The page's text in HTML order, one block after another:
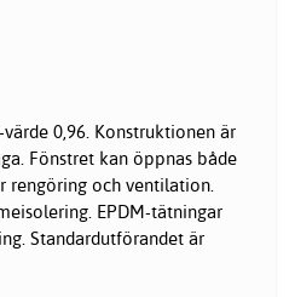
0,96. Konstruktionen är
Fönstret kan öppnas både
rengöring och ventilation.
EPDM-tätningar
Standardutförandet är